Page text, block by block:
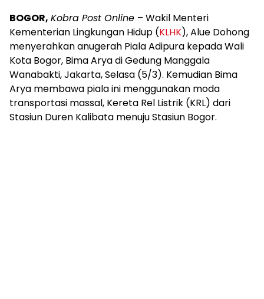
BOGOR, Kobra Post Online – Wakil Menteri
Kementerian Lingkungan Hidup (KLHK), Alue Dohong
menyerahkan anugerah Piala Adipura kepada Wali
Kota Bogor, Bima Arya di Gedung Manggala
Wanabakti, Jakarta, Selasa (5/3). Kemudian Bima
Arya membawa piala ini menggunakan moda
transportasi massal, Kereta Rel Listrik (KRL) dari
Stasiun Duren Kalibata menuju Stasiun Bogor.